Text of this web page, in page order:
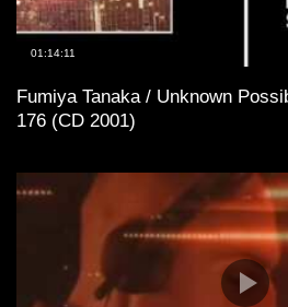
01:14:11
Fumiya Tanaka / Unknown
176 (CD 2001)